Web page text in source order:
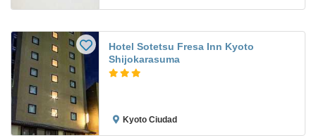
Hotel Sotetsu Fresa Inn Kyoto
Shijokarasuma
Kyoto Ciudad